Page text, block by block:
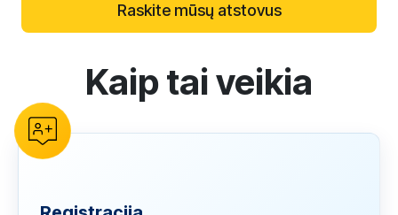
Raskite mūsų atstovus
reCAPTCHA verificationKaip tai veikia